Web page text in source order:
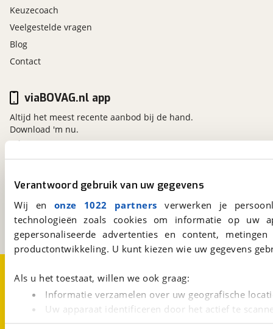
Verantwoord gebruik van uw gegevens
Wij en onze 1022 partners verwerken je
technologieën zoals cookies om informatie op
gepersonaliseerde advertenties en content,
productontwikkeling. U kunt kiezen wie uw gegevens
Als u het toestaat, willen we ook graag:
Informatie verzamelen over uw geografische
Uw apparaat identificeren door het actief te
Lees meer over hoe uw persoonlijke gegevens worden
Keuzecoach
Veelgestelde vragen
Blog
Contact
Kosterijland
3981 AJ
Bunnik
Een initiatief van
BOVAG
viaBOVAG.nl app
Altijd het meest recente aanbod bij de hand.
Download 'm nu.
CookievoorkeurenVacatures